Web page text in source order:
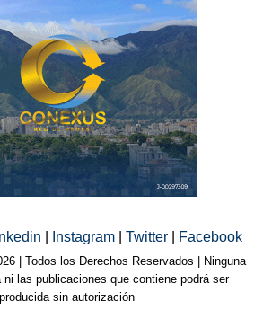
Instagram Twitter Facebook
| Todos los Derechos Reservados | Ninguna
ni las publicaciones que contiene podrá ser
sin autorización